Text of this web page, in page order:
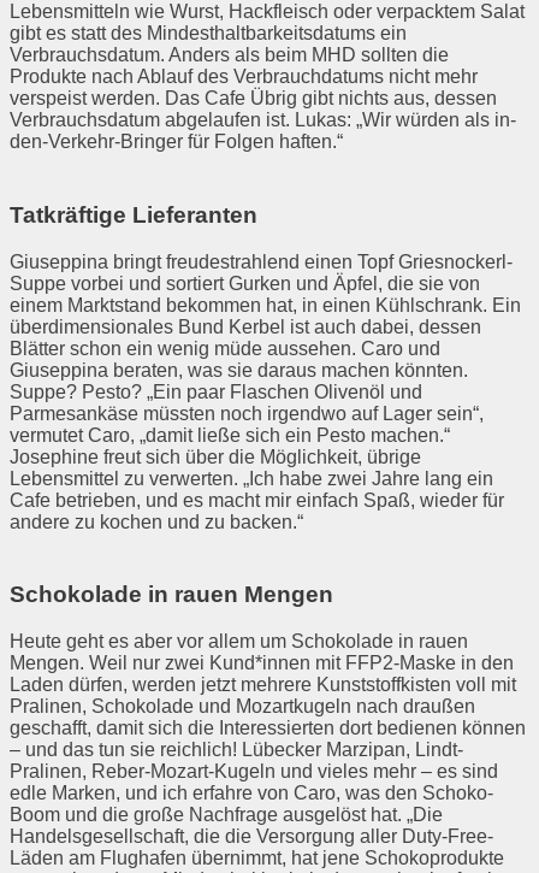
Lebensmitteln wie Wurst, Hackfleisch oder verpacktem Salat
gibt es statt des Mindesthaltbarkeitsdatums ein
Verbrauchsdatum. Anders als beim MHD sollten die
Produkte nach Ablauf des Verbrauchdatums nicht mehr
verspeist werden. Das Cafe Übrig gibt nichts aus, dessen
Verbrauchsdatum abgelaufen ist. Lukas: „Wir würden als in-
den-Verkehr-Bringer für Folgen haften.“
Tatkräftige Lieferanten
Giuseppina bringt freudestrahlend einen Topf Griesnockerl-
Suppe vorbei und sortiert Gurken und Äpfel, die sie von
einem Marktstand bekommen hat, in einen Kühlschrank. Ein
überdimensionales Bund Kerbel ist auch dabei, dessen
Blätter schon ein wenig müde aussehen. Caro und
Giuseppina beraten, was sie daraus machen könnten.
Suppe? Pesto? „Ein paar Flaschen Olivenöl und
Parmesankäse müssten noch irgendwo auf Lager sein“,
vermutet Caro, „damit ließe sich ein Pesto machen.“
Josephine freut sich über die Möglichkeit, übrige
Lebensmittel zu verwerten. „Ich habe zwei Jahre lang ein
Cafe betrieben, und es macht mir einfach Spaß, wieder für
andere zu kochen und zu backen.“
Schokolade in rauen Mengen
Heute geht es aber vor allem um Schokolade in rauen
Mengen. Weil nur zwei Kund*innen mit FFP2-Maske in den
Laden dürfen, werden jetzt mehrere Kunststoffkisten voll mit
Pralinen, Schokolade und Mozartkugeln nach draußen
geschafft, damit sich die Interessierten dort bedienen können
– und das tun sie reichlich! Lübecker Marzipan, Lindt-
Pralinen, Reber-Mozart-Kugeln und vieles mehr – es sind
edle Marken, und ich erfahre von Caro, was den Schoko-
Boom und die große Nachfrage ausgelöst hat. „Die
Handelsgesellschaft, die die Versorgung aller Duty-Free-
Läden am Flughafen übernimmt, hat jene Schokoprodukte